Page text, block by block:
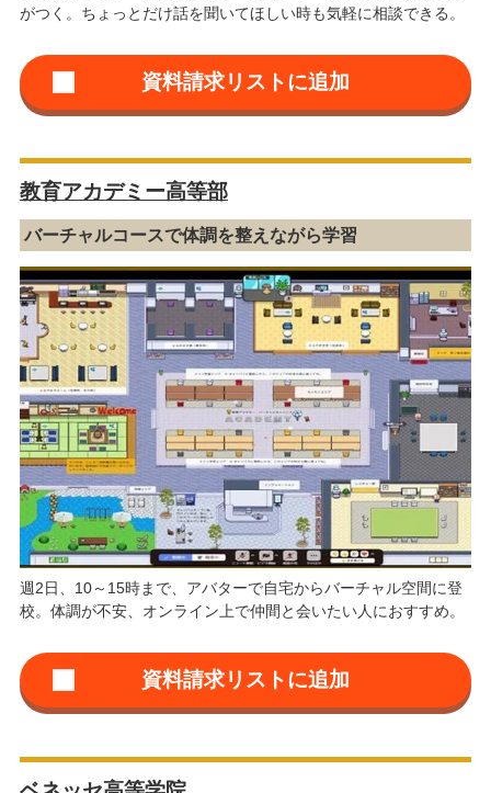
がつく。ちょっとだけ話を聞いてほしい時も気軽に相談できる。
教育アカデミー高等部
バーチャルコースで体調を整えながら学習
週2日、10～15時まで、アバターで自宅からバーチャル空間に登
校。体調が不安、オンライン上で仲間と会いたい人におすすめ。